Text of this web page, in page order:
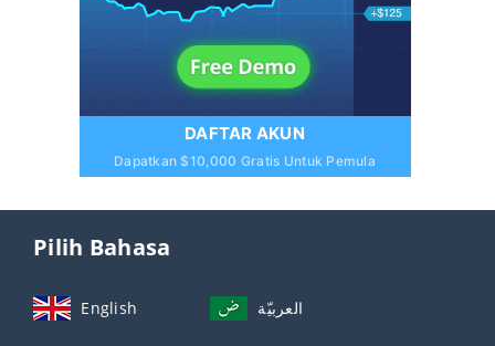
DAFTAR AKUN
Dapatkan $10,000 Gratis Untuk Pemula
Pilih Bahasa
English العربيّة